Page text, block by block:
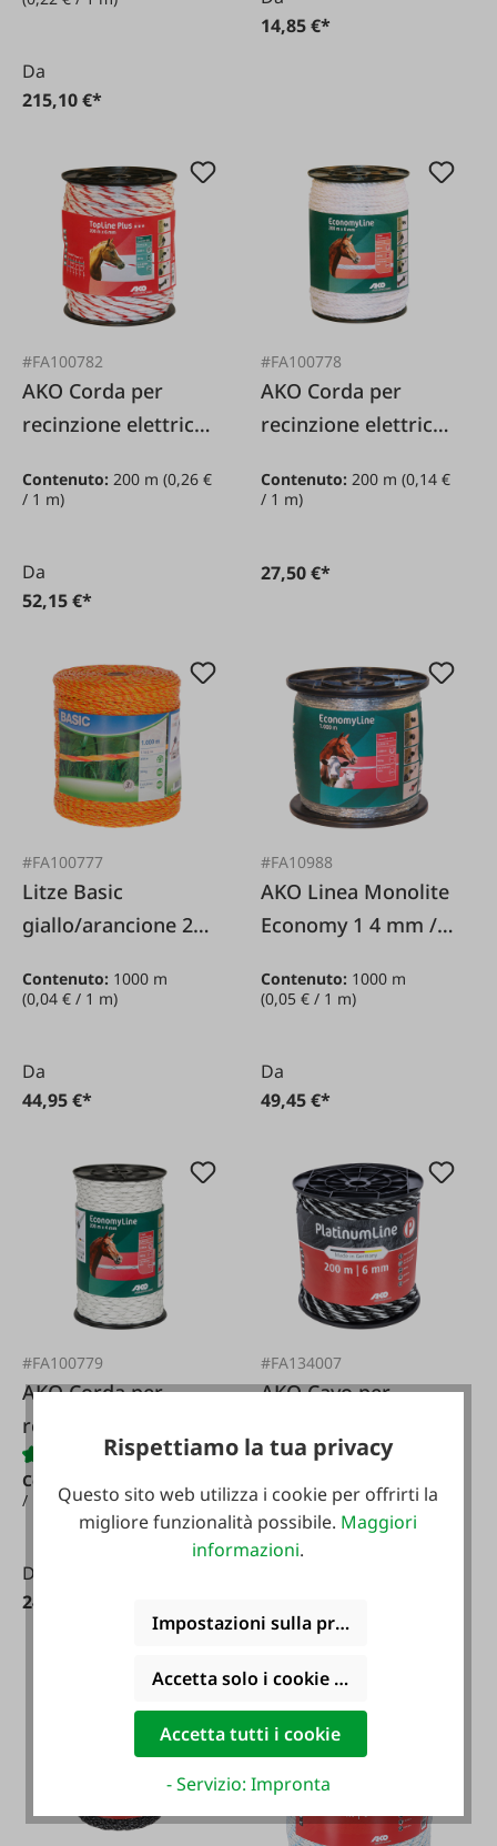
Da
215,10 €*
14,85 €*
#FA100782
AKO Corda per
recinzione elettrica
bianca/rossa 6 mm
Contenuto: 200 m (0,26 €
/ 1 m)
Da
52,15 €*
#FA100778
AKO Corda per
recinzione elettrica
mm / 200 m
Contenuto: 200 m(0,14 €
/ 1 m)
27,50 €*
#FA100777
Litze Basic
giallo/arancione 2
Contenuto: 1000 m
(0,04 € / 1 m)
Da
44,95 €*
#FA10988
AKO Linea Monolite
Economy 1 4 mm /
Contenuto: 1000 m
(0,05 € / 1 m)
Da
49,45 €*
#FA100779
AKO Corda per
recinzione
incrociata
economica 4 mm /
Contenuto:
/ 1 m)
Da
24,25 €*
#FA134007
AKO Cavo per
Platinum
nero/bianco 6 mm /
200 m
/ 1 m)
Rispettiamo la tua privacy
Questo sito web utilizza i cookie per offrirti la
migliore funzionalità possibile. Maggiori
informazioni.
Impostazioni sulla privacy
Accetta solo i cookie funzionali
Accetta tutti i cookie
- Servizio: Impronta